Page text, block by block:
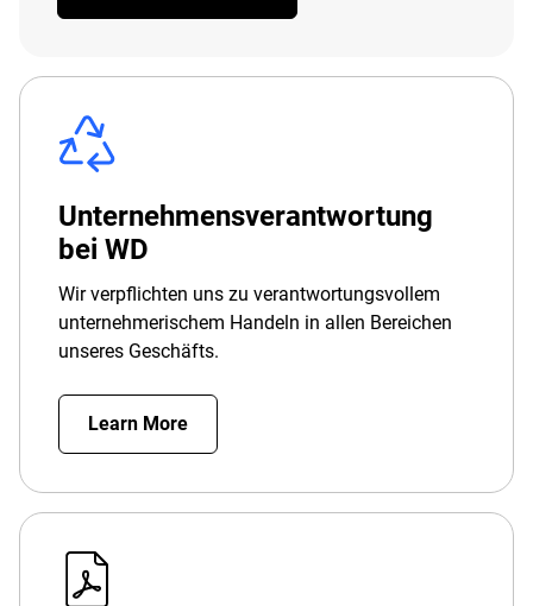
Unternehmensverantwortung
bei WD
Wir verpflichten uns zu verantwortungsvollem
unternehmerischem Handeln in allen Bereichen
unseres Geschäfts.
Learn More